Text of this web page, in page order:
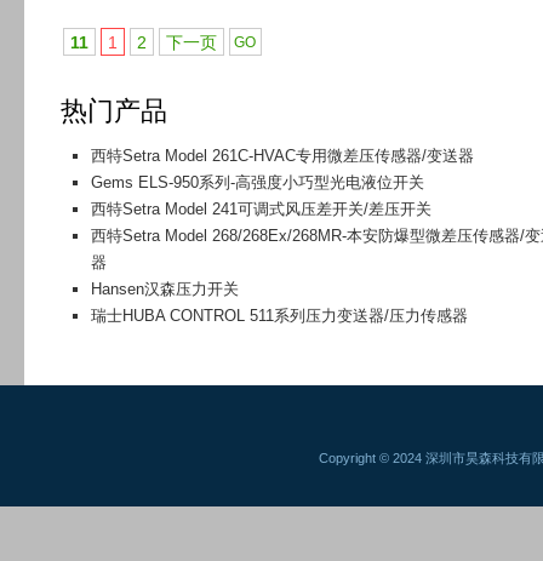
11 1 2 下一页
热门产品
西特Setra Model 261C-HVAC专用微差压传感器/变送器
Gems ELS-950系列-高强度小巧型光电液位开关
西特Setra Model 241可调式风压差开关/差压开关
西特Setra Model 268/268Ex/268MR-本安防爆型微差压传感器/
器
Hansen汉森压力开关
瑞士HUBA CONTROL 511系列压力变送器/压力传感器
Copyright © 2024 深圳市昊森科技有